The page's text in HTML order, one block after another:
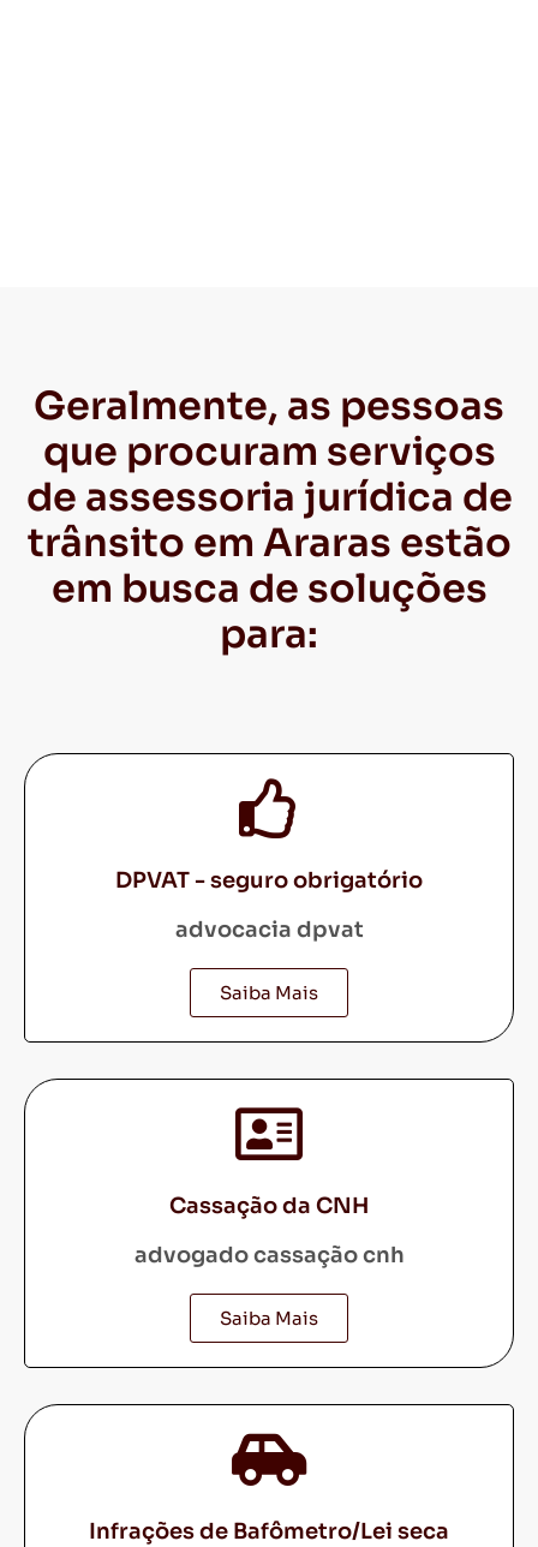
Geralmente, as pessoas
que procuram serviços
de assessoria jurídica de
trânsito em Araras estão
em busca de soluções
para:
DPVAT - seguro obrigatório
advocacia dpvat
Saiba Mais
Cassação da CNH
advogado cassação cnh
Saiba Mais
Infrações de Bafômetro/Lei seca